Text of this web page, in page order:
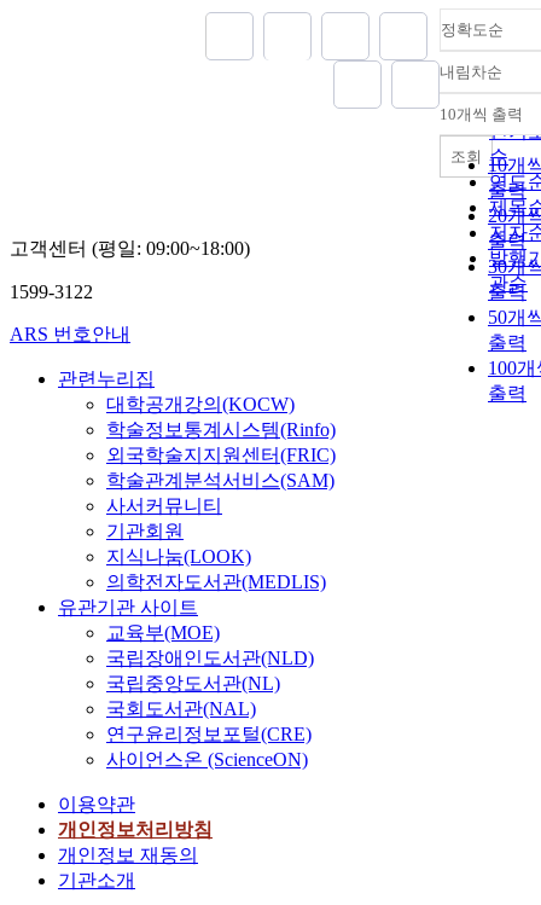
정확도순
정확
순
인기
순
연도
제목
저자
발행
관순
내림차순
내림
10개씩 출력
10개
출력
20개
출력
30개
출력
50개
출력
100개
출력
조회
고객센터 (평일: 09:00~18:00)
1599-3122
ARS 번호안내
관련누리집
대학공개강의(KOCW)
학술정보통계시스템(Rinfo)
외국학술지지원센터(FRIC)
학술관계분석서비스(SAM)
사서커뮤니티
기관회원
지식나눔(LOOK)
의학전자도서관(MEDLIS)
유관기관 사이트
교육부(MOE)
국립장애인도서관(NLD)
국립중앙도서관(NL)
국회도서관(NAL)
연구윤리정보포털(CRE)
사이언스온 (ScienceON)
이용약관
개인정보처리방침
개인정보 재동의
기관소개